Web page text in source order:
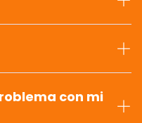
con mi